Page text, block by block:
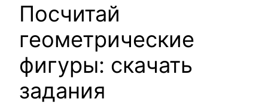
Посчитай
геометрические
фигуры: скачать
задания